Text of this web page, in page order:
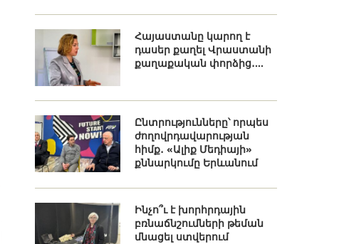
Հայաստանը կարող է
դասեր քաղել Վրաստանի
քաղաքական փորձից․...
Ընտրությունները՝ որպես
ժողովրդավարության
հիմք․ «Ալիք Մեդիայի»
քննարկումը Երևանում
Ինչո՞ւ է խորհրդային
բռնաճնշումների թեման
մնացել ստվերում